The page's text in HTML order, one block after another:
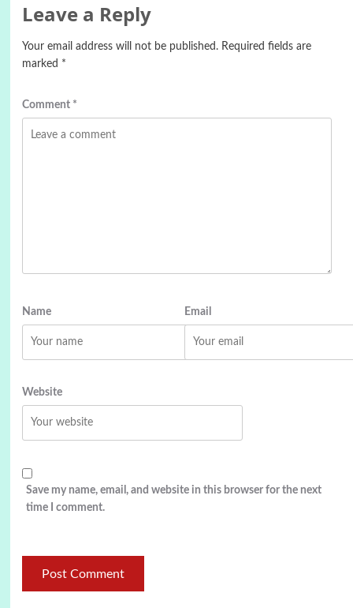
Leave a Reply
Your email address will not be published. Required fields are
marked *
Comment *
Name Email
Website
Save my name, email, and website in this browser for the next
time I comment.